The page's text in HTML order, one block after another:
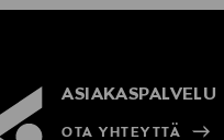
ASIAKASPALVELU
OTA YHTEYTTÄ